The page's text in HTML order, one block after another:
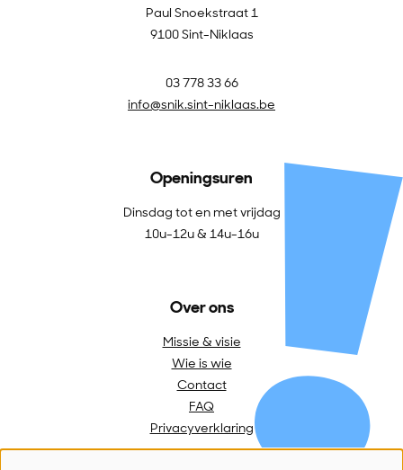
Paul Snoekstraat 1
9100 Sint-Niklaas
03 778 33 66
info@snik.sint-niklaas.be
Openingsuren
Dinsdag tot en met vrijdag
10u-12u & 14u-16u
Over ons
Missie & visie
Wie is wie
Contact
FAQ
Privacyverklaring